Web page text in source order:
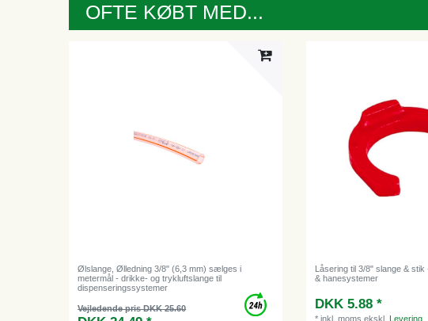
OFTE KØBT MED...
Ølslange, Ølledning 3/8" (6,3 mm) sælges i
metermål - drikke- og trykluftslange til
dispenseringssystemer
Vejledende pris DKK 25.60
Låsering til 3/8" slange &
& hanesystemer
DKK 5.88 *
*inkl. moms ekskl.Levering